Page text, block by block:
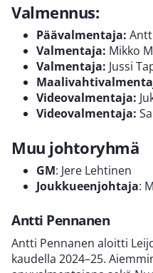
Valmennus:
Päävalmentaja:
Valmentaja: Mikko
Valmentaja: Jussi
Videovalmentaja:
Videovalmentaja:
Muu johtoryhmä
GM: Jere Lehtinen
Joukkueenjohtaja:
Antti Pennanen
Antti Pennanen aloitti
kaudella 2024–25.